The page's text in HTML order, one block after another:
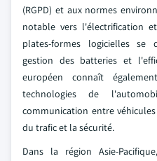
(RGPD) et aux normes
notable vers l'électrification
plates-formes logicielles
gestion des batteries et
européen connaît
technologies de
communication entre
du trafic et la sécurité.
Dans la région Asie-